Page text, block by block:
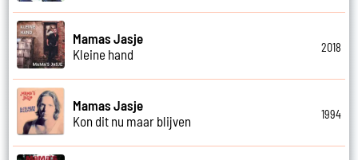
Mamas Jasje
Kleine hand
2018
Mamas Jasje
Kon dit nu maar blijven
1994